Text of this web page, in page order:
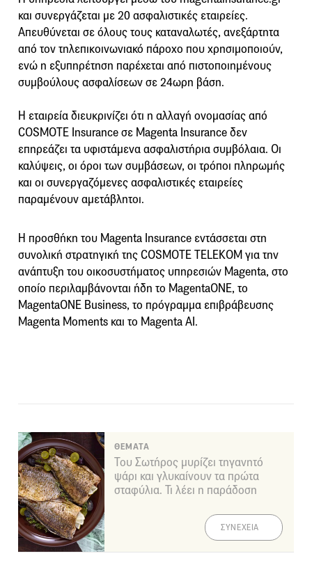
και συνεργάζεται με 20 ασφαλιστικές εταιρείες.
Απευθύνεται σε όλους τους καταναλωτές, ανεξάρτητα
από τον τηλεπικοινωνιακό πάροχο που χρησιμοποιούν,
ενώ η εξυπηρέτηση παρέχεται από πιστοποιημένους
συμβούλους ασφαλίσεων σε 24ωρη βάση.
Η εταιρεία διευκρινίζει ότι η αλλαγή ονομασίας από
COSMOTE Insurance σε Magenta Insurance δεν
επηρεάζει τα υφιστάμενα ασφαλιστήρια συμβόλαια. Οι
καλύψεις, οι όροι των συμβάσεων, οι τρόποι πληρωμής
και οι συνεργαζόμενες ασφαλιστικές εταιρείες
παραμένουν αμετάβλητοι.
Η προσθήκη του Magenta Insurance εντάσσεται στη
συνολική στρατηγική της COSMOTE TELEKOM για την
ανάπτυξη του οικοσυστήματος υπηρεσιών Magenta, στο
οποίο περιλαμβάνονται ήδη το MagentaONE, το
MagentaONE Business, το πρόγραμμα επιβράβευσης
Magenta Moments και το Magenta AI.
ΘΕΜΑΤΑ
Του Σωτήρος μυρίζει τηγανητό
ψάρι και γλυκαίνουν τα πρώτα
σταφύλια. Τι λέει η παράδοση
ΣΥΝΕΧΕΙΑ